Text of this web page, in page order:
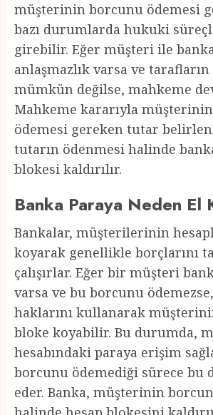
müşterinin borcunu ödemesi
bazı durumlarda hukuki
girebilir. Eğer müşteri ile
anlaşmazlık varsa ve tarafların
mümkün değilse, mahkeme
Mahkeme kararıyla
ödemesi gereken tutar
tutarın ödenmesi halinde
blokesi kaldırılır.
Banka Paraya Neden El
Bankalar, müşterilerinin
koyarak genellikle borçlarını
çalışırlar. Eğer bir müşteri
varsa ve bu borcunu
haklarını kullanarak
bloke koyabilir. Bu durumda,
hesabındaki paraya erişim
borcunu ödemediği sürece bu
eder. Banka, müşterinin